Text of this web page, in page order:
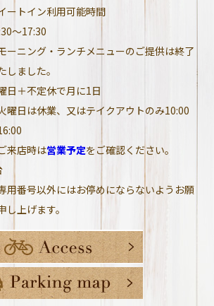
ートイン利用可能時間
～17:30
ーニング・ランチメニューのご提供は終了
しました。
日＋不定休で月に1日
曜日は休業、又はテイクアウトのみ10:00
来店時は営業予定をご確認ください。
用番号以外にはお停めにならないようお願
し上げます。